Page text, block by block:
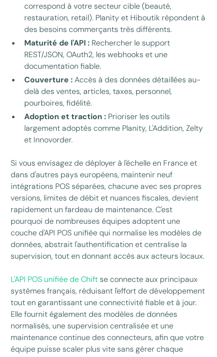
correspond à votre secteur cible (beauté,
restauration, retail). Planity et Hiboutik répondent à
des besoins commerçants très différents.
Maturité de l'API : Rechercher le support
REST/JSON, OAuth2, les webhooks et une
documentation fiable.
Couverture :Accès à des données détaillées au-
delà des ventes, articles, taxes, personnel,
pourboires, fidélité.
Adoption et traction : Prioriser les outils
largement adoptés comme Planity, L'Addition, Zelty
et Innovorder.
Si vous envisagez de déployer à l'échelle en France et
dans d'autres pays européens, maintenir neuf
intégrations POS séparées, chacune avec ses propres
versions, limites de débit et nuances fiscales, devient
rapidement un fardeau de maintenance. C'est
pourquoi de nombreuses équipes adoptent une
couche d'API POS unifiée qui normalise les modèles de
données, abstrait l'authentification et centralise la
supervision, tout en donnant accès aux acteurs locaux.
L'API POS unifiée de Chiftse connecte aux principaux
systèmes français, réduisant l'effort de développement
tout en garantissant une connectivité fiable et à jour.
Elle fournit également des modèles de données
normalisés, une supervision centralisée et une
maintenance continue des connecteurs, afin que votre
équipe puisse scaler plus vite sans gérer chaque